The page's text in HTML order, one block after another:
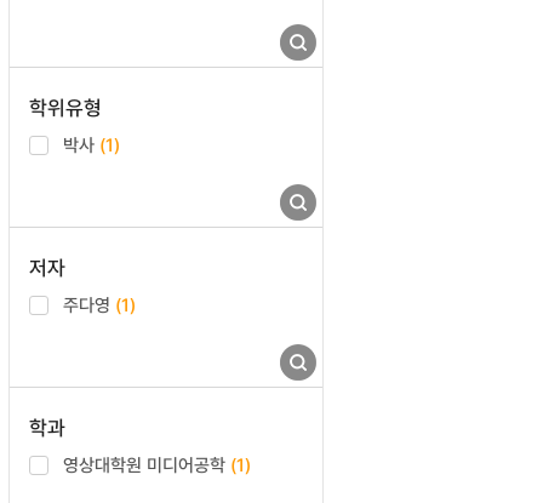
학위유형
박사 (1)
저자
주다영 (1)
학과
영상대학원 미디어공학 (1)